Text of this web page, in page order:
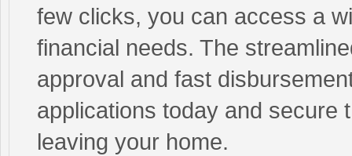
few clicks, you can access a
financial needs. The
approval and fast
applications today and secure
leaving your home.